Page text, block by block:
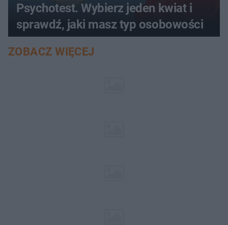
Psychotest. Wybierz jeden kwiat i
sprawdź, jaki masz typ osobowości
ZOBACZ WIĘCEJ